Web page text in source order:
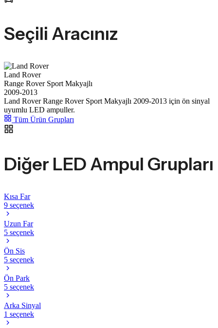
Seçili Aracınız
Land Rover
Range Rover Sport Makyajlı
2009-2013
Land Rover Range Rover Sport Makyajlı 2009-2013 için ön sinyal
uyumlu LED ampuller.
Tüm Ürün Grupları
Diğer LED Ampul Grupları
Kısa Far
9 seçenek
Uzun Far
5 seçenek
Ön Sis
5 seçenek
Ön Park
5 seçenek
Arka Sinyal
1 seçenek